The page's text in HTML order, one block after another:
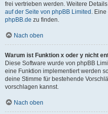
frei vertrieben werden. Weitere
auf der Seite von phpBB Limited .
phpBB.de zu finden.
Nach oben
Warum ist Funktion x oder y nicht
Diese Software wurde von phpBB
eine Funktion implementiert werden
deine Stimme für bestehende
vorschlagen kannst.
Nach oben